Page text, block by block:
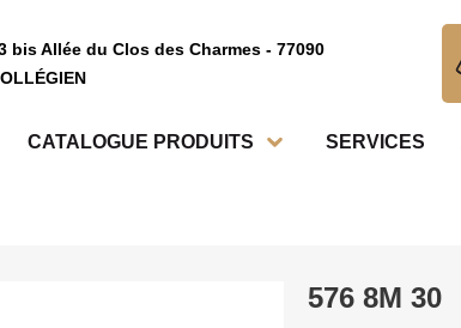
bis Allée du Clos des Charmes - 77090
CATALOGUE PRODUITS SERVICES
576 8M 30